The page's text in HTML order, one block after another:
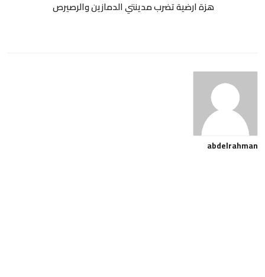
هزة ارضية تضرب مدينتي الدمازين والرصيرص
abdelrahman